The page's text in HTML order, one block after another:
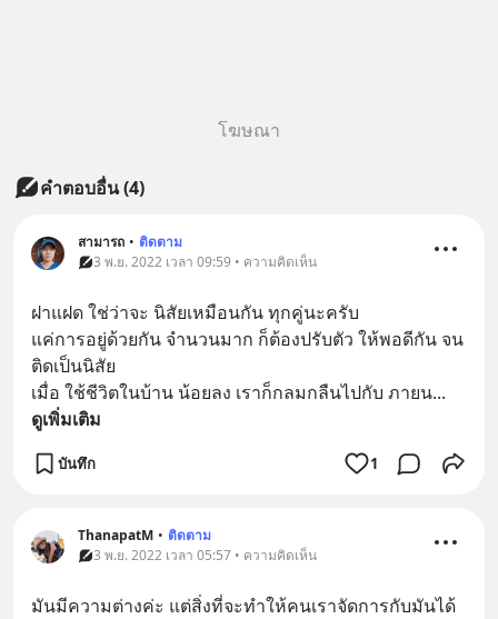
โฆษณา
คำตอบอื่น(4)
สามารถ • ติดตาม
3 พ.ย. 2022 เวลา 09:59 • ความคิดเห็น
ฝาแฝด ใช่ว่าจะ นิสัยเหมือนกัน ทุกคู่นะครับ
แค่การอยู่ด้วยกัน จำนวนมาก ก็ต้องปรับตัว ให้พอดีกัน จน
ติดเป็นนิสัย
เมื่อ ใช้ชีวิตในบ้าน น้อยลง เราก็กลมกลืนไปกับ ภายน...
ดูเพิ่มเติม
บันทึก 1
ThanapatM • ติดตาม
3 พ.ย. 2022 เวลา 05:57 • ความคิดเห็น
มันมีความต่างค่ะ แต่สิ่งที่จะทำให้คนเราจัดการกับมันได้